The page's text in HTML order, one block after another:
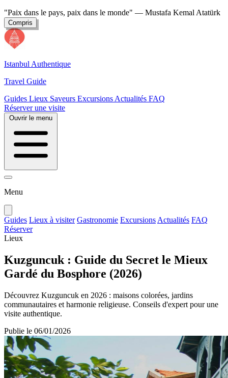
"Paix dans le pays, paix dans le monde" — Mustafa Kemal Atatürk
Compris
Istanbul Authentique
Travel Guide
Guides Lieux Saveurs Excursions Actualités FAQ
Réserver une visite
Ouvrir le menu
Menu
Guides Lieux à visiter Gastronomie Excursions Actualités FAQ
Réserver
Lieux
Kuzguncuk : Guide du Secret le Mieux
Gardé du Bosphore (2026)
Découvrez Kuzguncuk en 2026 : maisons colorées, jardins
communautaires et harmonie religieuse. Conseils d'expert pour une
visite authentique.
Publie le 06/01/2026